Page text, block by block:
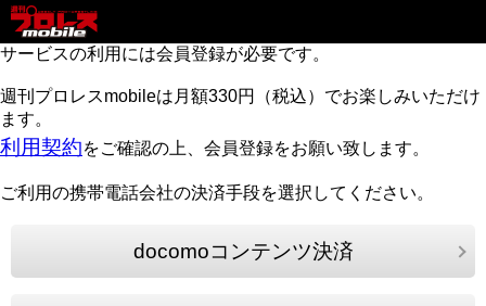
サービスの利用には会員登録が必要です。
週刊プロレスmobileは月額330円（税込）でお楽しみいただけ
ます。
利用契約をご確認の上、会員登録をお願い致します。
ご利用の携帯電話会社の決済手段を選択してください。
docomoコンテンツ決済